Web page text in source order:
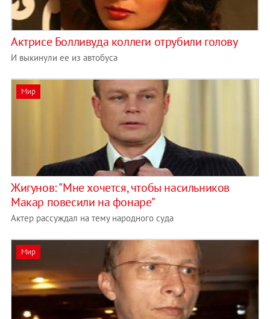
Актрисе Болливуда коллеги отрубили голову
И выкинули ее из автобуса
Мир
Жигунов: "Мне хочется, чтобы насильников
Макар повесили на фонаре"
Актер рассуждал на тему народного суда
Мир